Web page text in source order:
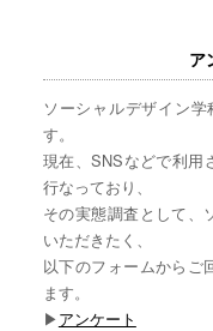
ア
ソーシャルデザイン
す。
現在、SNSなどで利用
行なっており、
その実態調査として、
いただきたく、
以下のフォームからご
ます。
▶︎アンケート